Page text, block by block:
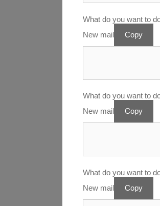
What do you want to
New mail
Copy
What do you want to
New mail
Copy
What do you want to
New mail
Copy